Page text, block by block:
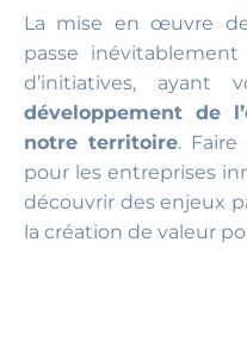
La mise en œuvre
passe
d’initiatives, ayant
développement de
notre territoire.
pour les entreprises
découvrir des enjeux
la création de valeur